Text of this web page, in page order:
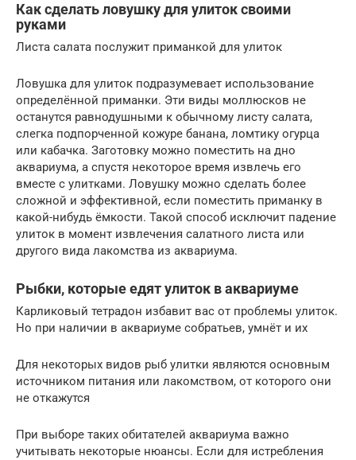
Как сделать ловушку для улиток своими
руками
Листа салата послужит приманкой для улиток
Ловушка для улиток подразумевает использование
определённой приманки. Эти виды моллюсков не
останутся равнодушными к обычному листу салата,
слегка подпорченной кожуре банана, ломтику огурца
или кабачка. Заготовку можно поместить на дно
аквариума, а спустя некоторое время извлечь его
вместе с улитками. Ловушку можно сделать более
сложной и эффективной, если поместить приманку в
какой-нибудь ёмкости. Такой способ исключит падение
улиток в момент извлечения салатного листа или
другого вида лакомства из аквариума.
Рыбки, которые едят улиток в аквариуме
Карликовый тетрадон избавит вас от проблемы улиток.
Но при наличии в аквариуме собратьев, умнёт и их
Для некоторых видов рыб улитки являются основным
источником питания или лакомством, от которого они
не откажутся
При выборе таких обитателей аквариума важно
учитывать некоторые нюансы. Если для истребления